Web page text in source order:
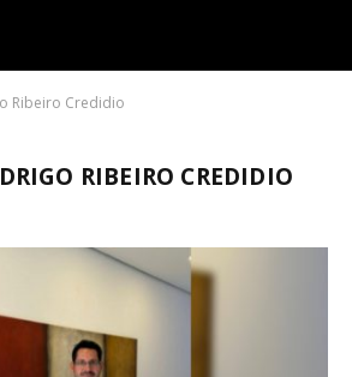
Ribeiro Credidio
RIBEIRO CREDIDIO